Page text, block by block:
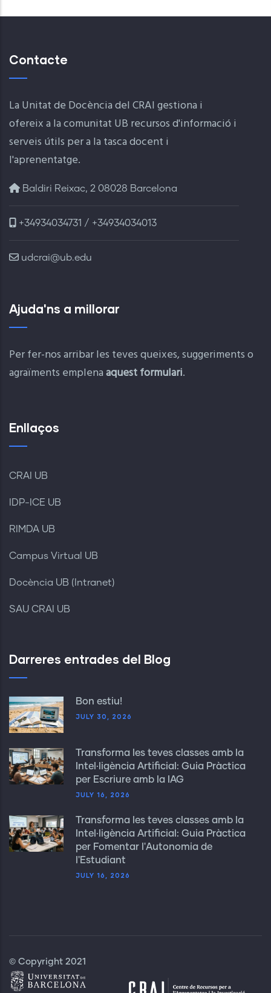
Contacte
La Unitat de Docència del CRAI gestiona i
ofereix a la comunitat UB recursos d'informació i
serveis útils per a la tasca docent i
l'aprenentatge.
Baldiri Reixac, 2 08028 Barcelona
+34934034731 / +34934034013
udcrai@ub.edu
Ajuda'ns a millorar
Per fer-nos arribar les teves queixes, suggeriments o
agraïments emplenaaquest formulari.
Enllaços
CRAI UB
IDP-ICE UB
RIMDA UB
Campus Virtual UB
Docència UB (Intranet)
SAU CRAI UB
Darreres entrades del Blog
Bon estiu!
JULY 30, 2026
Transforma les teves classes amb la
Intel·ligència Artificial: Guia Pràctica
per Escriure amb la IAG
JULY 16, 2026
Transforma les teves classes amb la
Intel·ligència Artificial: Guia Pràctica
per Fomentar l'Autonomia de
l'Estudiant
JULY 16, 2026
© Copyright 2021